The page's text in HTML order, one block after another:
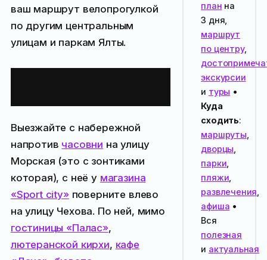
ваш маршрут велопрогулкой
по другим центральным
улицам и паркам Ялты.
Выезжайте с набережной
напротив часовни на улицу
Морская (это с зонтиками
которая), с неё у магазина
«Sport city»поверните влево
на улицу Чехова. По ней, мимо
гостиницы «Палас»,
лютеранской кирхи, кафе
план на
3 дня,
маршрут
по центру,
экскурсии
и туры •
Куда
сходить:
маршруты
дворцы
парки
пляжи
развлечения
афиша •
Вся
полезная
и актуальная